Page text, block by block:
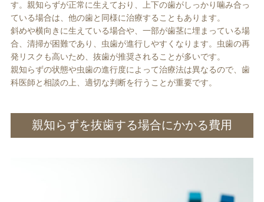
す。親知らずが正常に生えており、上下の歯がしっかり噛み合っ
ている場合は、他の歯と同様に治療することもあります。
斜めや横向きに生えている場合や、一部が歯茎に埋まっている場
合、清掃が困難であり、虫歯が進行しやすくなります。虫歯の再
発リスクも高いため、抜歯が推奨されることが多いです。
親知らずの状態や虫歯の進行度によって治療法は異なるので、歯
科医師と相談の上、適切な判断を行うことが重要です。
親知らずを抜歯する場合にかかる費用